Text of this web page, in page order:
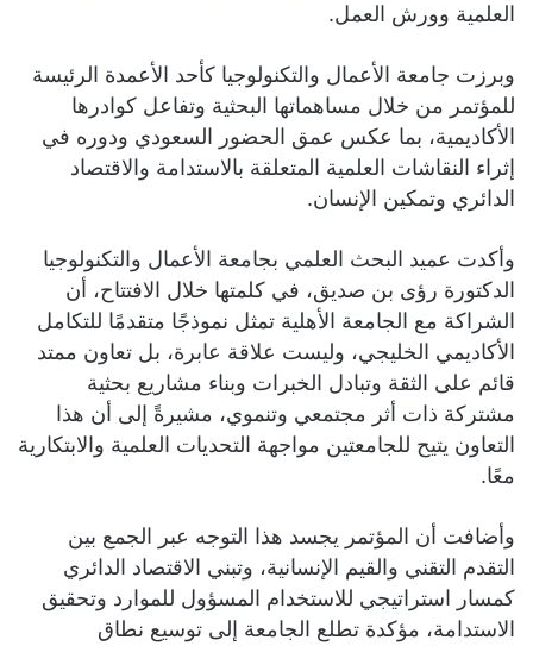
العلمية وورش العمل.
وبرزت جامعة الأعمال والتكنولوجيا كأحد الأعمدة الرئيسة
للمؤتمر من خلال مساهماتها البحثية وتفاعل كوادرها
الأكاديمية، بما عكس عمق الحضور السعودي ودوره في
إثراء النقاشات العلمية المتعلقة بالاستدامة والاقتصاد
الدائري وتمكين الإنسان.
وأكدت عميد البحث العلمي بجامعة الأعمال والتكنولوجيا
الدكتورة رؤى بن صديق، في كلمتها خلال الافتتاح، أن
الشراكة مع الجامعة الأهلية تمثل نموذجًا متقدمًا للتكامل
الأكاديمي الخليجي، وليست علاقة عابرة، بل تعاون ممتد
قائم على الثقة وتبادل الخبرات وبناء مشاريع بحثية
مشتركة ذات أثر مجتمعي وتنموي، مشيرةً إلى أن هذا
التعاون يتيح للجامعتين مواجهة التحديات العلمية والابتكارية
معًا.
وأضافت أن المؤتمر يجسد هذا التوجه عبر الجمع بين
التقدم التقني والقيم الإنسانية، وتبني الاقتصاد الدائري
كمسار استراتيجي للاستخدام المسؤول للموارد وتحقيق
الاستدامة، مؤكدة تطلع الجامعة إلى توسيع نطاق